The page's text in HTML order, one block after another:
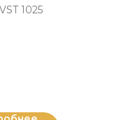
VST 1025